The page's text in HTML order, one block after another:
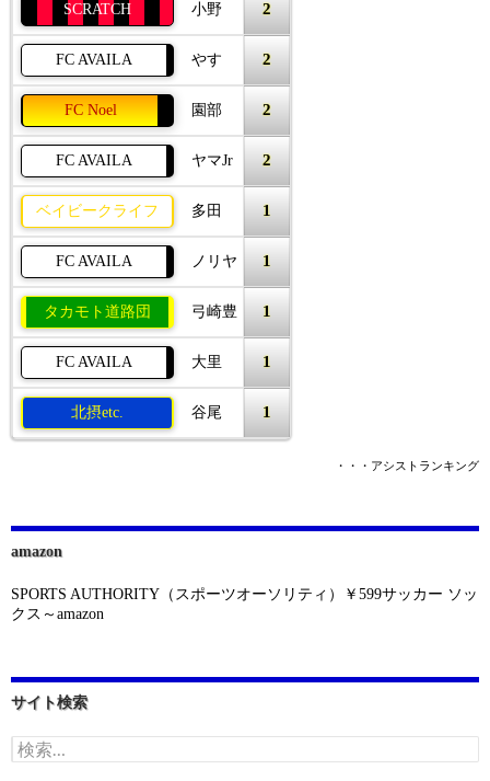
SCRATCH 小野 2
FC AVAILA やす 2
FC Noel 園部 2
FC AVAILA ヤマJr 2
ベイビークライフ 多田 1
FC AVAILA ノリヤ 1
タカモト道路団 弓崎豊 1
FC AVAILA 大里 1
北摂etc. 谷尾 1
・・・アシストランキング
amazon
SPORTS AUTHORITY（スポーツオーソリティ）￥599サッカー ソッ
クス～amazon
サイト検索
検
索: